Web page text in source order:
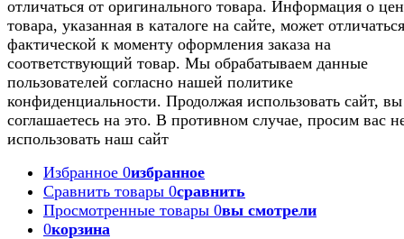
отличаться от оригинального товара. Информация о
товара, указанная в каталоге на сайте, может
фактической к моменту оформления заказа на
соответствующий товар. Мы обрабатываем данные
пользователей согласно нашей политике
конфиденциальности. Продолжая использовать сайт, вы
соглашаетесь на это. В противном случае, просим вас
использовать наш сайт
Избранное 0избранное
Сравнить товары 0сравнить
Просмотренные товары 0вы смотрели
0корзина